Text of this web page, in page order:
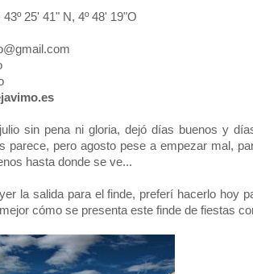
41" N, 4º 48' 19"O
sin pena ni gloria, dejó días buenos y
parece, pero agosto pese a empezar mal,
hasta donde se ve...
la salida para el finde, preferí hacerlo hoy
cómo se presenta este finde de fiestas